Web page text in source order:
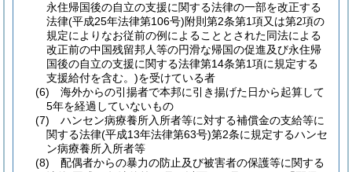
永住帰国後の自立の支援に関する法律の一部を改正する
法律(平成25年法律第106号)附則第2条第1項又は第2項の
規定によりなお従前の例によることとされた同法による
改正前の中国残留邦人等の円滑な帰国の促進及び永住帰
国後の自立の支援に関する法律第14条第1項に規定する
支援給付を含む。)を受けている者
(6)
海外からの引揚者で本邦に引き揚げた日から起算して
5年を経過していないもの
(7)
ハンセン病療養所入所者等に対する補償金の支給等に
関する法律(平成13年法律第63号)第2条に規定するハンセ
ン病療養所入所者等
(8)
配偶者からの暴力の防止及び被害者の保護等に関する